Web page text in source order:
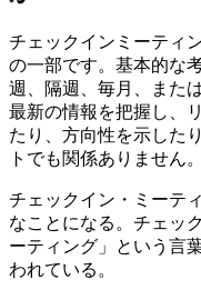
チェックインミーティ
の一部です。基本的な
週、隔週、毎月、また
最新の情報を把握し、
たり、方向性を示した
トでも関係ありません。
チェックイン・ミーテ
なことになる。チェッ
ーティング」という言
われている。